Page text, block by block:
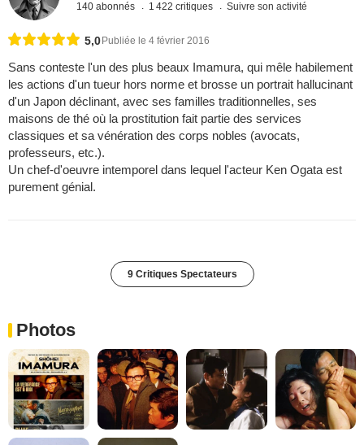
140 abonnés 1 422 critiques Suivre son activité
5,0Publiée le 4 février 2016
Sans conteste l'un des plus beaux Imamura, qui mêle habilement
les actions d'un tueur hors norme et brosse un portrait hallucinant
d'un Japon déclinant, avec ses familles traditionnelles, ses
maisons de thé où la prostitution fait partie des services
classiques et sa vénération des corps nobles (avocats,
professeurs, etc.).
Un chef-d'oeuvre intemporel dans lequel l'acteur Ken Ogata est
purement génial.
9 Critiques Spectateurs
Photos